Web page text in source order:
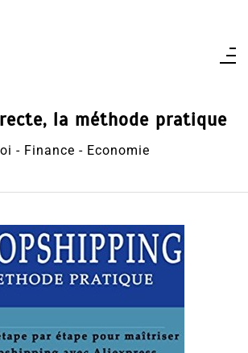
la méthode pratique
- Finance - Economie